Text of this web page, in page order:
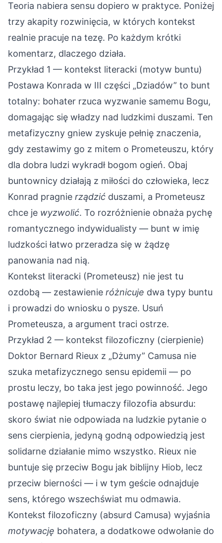
Teoria nabiera sensu dopiero w praktyce. Poniżej
trzy akapity rozwinięcia, w których kontekst
realnie pracuje na tezę. Po każdym krótki
komentarz, dlaczego działa.
Przykład 1 — kontekst literacki (motyw buntu)
Postawa Konrada w III części „Dziadów” to bunt
totalny: bohater rzuca wyzwanie samemu Bogu,
domagając się władzy nad ludzkimi duszami. Ten
metafizyczny gniew zyskuje pełnię znaczenia,
gdy zestawimy go z mitem o Prometeuszu, który
dla dobra ludzi wykradł bogom ogień. Obaj
buntownicy działają z miłości do człowieka, lecz
Konrad pragnie rządzić duszami, a Prometeusz
chce je wyzwolić. To rozróżnienie obnaża pychę
romantycznego indywidualisty — bunt w imię
ludzkości łatwo przeradza się w żądzę
panowania nad nią.
Kontekst literacki (Prometeusz) nie jest tu
ozdobą — zestawienie różnicuje dwa typy buntu
i prowadzi do wniosku o pysze. Usuń
Prometeusza, a argument traci ostrze.
Przykład 2 — kontekst filozoficzny (cierpienie)
Doktor Bernard Rieux z „Dżumy” Camusa nie
szuka metafizycznego sensu epidemii — po
prostu leczy, bo taka jest jego powinność. Jego
postawę najlepiej tłumaczy filozofia absurdu:
skoro świat nie odpowiada na ludzkie pytanie o
sens cierpienia, jedyną godną odpowiedzią jest
solidarne działanie mimo wszystko. Rieux nie
buntuje się przeciw Bogu jak biblijny Hiob, lecz
przeciw bierności — i w tym geście odnajduje
sens, którego wszechświat mu odmawia.
Kontekst filozoficzny (absurd Camusa) wyjaśnia
motywację bohatera, a dodatkowe odwołanie do